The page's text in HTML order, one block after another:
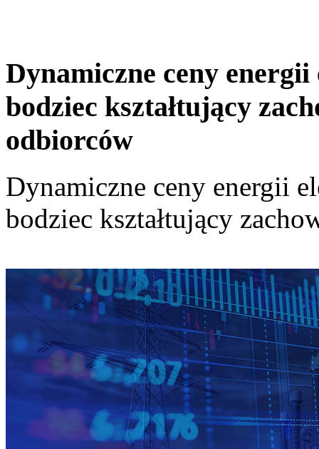
Dynamiczne ceny
bodziec kształtujący
odbiorców
Dynamiczne ceny energii
bodziec kształtujący